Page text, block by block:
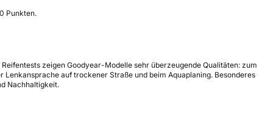
Punkten.
zeigen Goodyear-Modelle sehr überzeugende Qualitäten: zum
auf trockener Straße und beim Aquaplaning. Besonderes
Nachhaltigkeit.